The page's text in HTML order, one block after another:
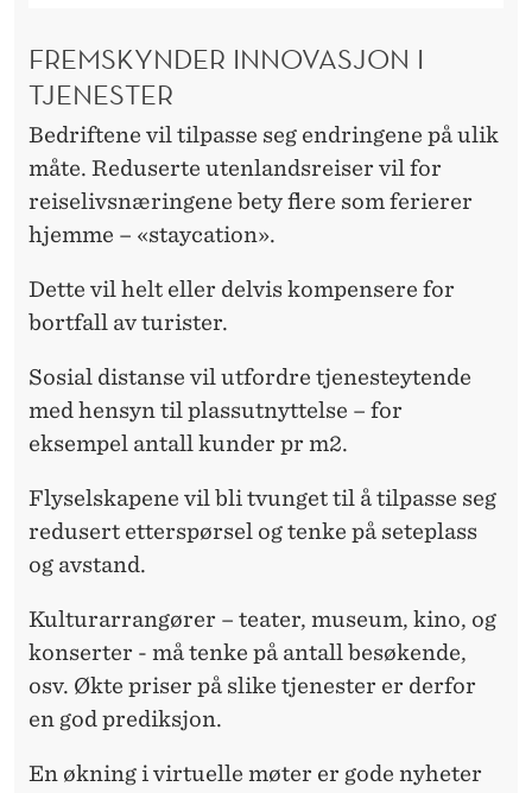
FREMSKYNDER INNOVASJON I
TJENESTER
Bedriftene vil tilpasse seg endringene på ulik
måte. Reduserte utenlandsreiser vil for
reiselivsnæringene bety flere som ferierer
hjemme – «staycation».
Dette vil helt eller delvis kompensere for
bortfall av turister.
Sosial distanse vil utfordre tjenesteytende
med hensyn til plassutnyttelse – for
eksempel antall kunder pr m2.
Flyselskapene vil bli tvunget til å tilpasse seg
redusert etterspørsel og tenke på seteplass
og avstand.
Kulturarrangører – teater, museum, kino, og
konserter - må tenke på antall besøkende,
osv. Økte priser på slike tjenester er derfor
en god prediksjon.
En økning i virtuelle møter er gode nyheter